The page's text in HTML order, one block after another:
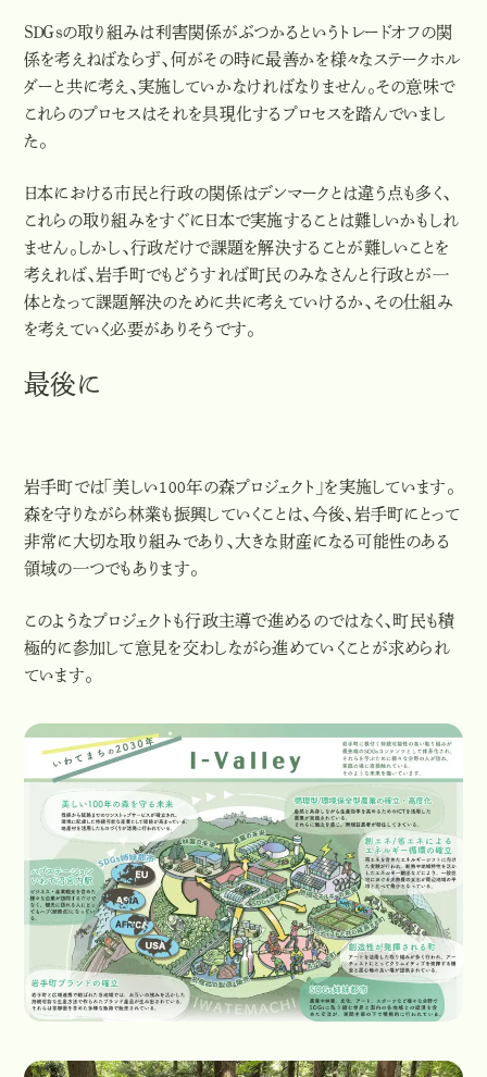
ＳＤＧｓの取り組みは利害関係がぶつかるというトレードオフの関
係を考えねばならず、何がその時に最善かを様々なステークホル
ダーと共に考え、実施していかなければなりません。その意味で
これらのプロセスはそれを具現化するプロセスを踏んでいまし
た。
日本における市民と行政の関係はデンマークとは違う点も多く、
これらの取り組みをすぐに日本で実施することは難しいかもしれ
ません。しかし、行政だけで課題を解決することが難しいことを
考えれば、岩手町でもどうすれば町民のみなさんと行政とが一
体となって課題解決のために共に考えていけるか、その仕組み
を考えていく必要がありそうです。
最後に
岩手町では「美しい100年の森プロジェクト」を実施しています。
森を守りながら林業も振興していくことは、今後、岩手町にとって
非常に大切な取り組みであり、大きな財産になる可能性のある
領域の一つでもあります。
このようなプロジェクトも行政主導で進めるのではなく、町民も積
極的に参加して意見を交わしながら進めていくことが求められ
ています。